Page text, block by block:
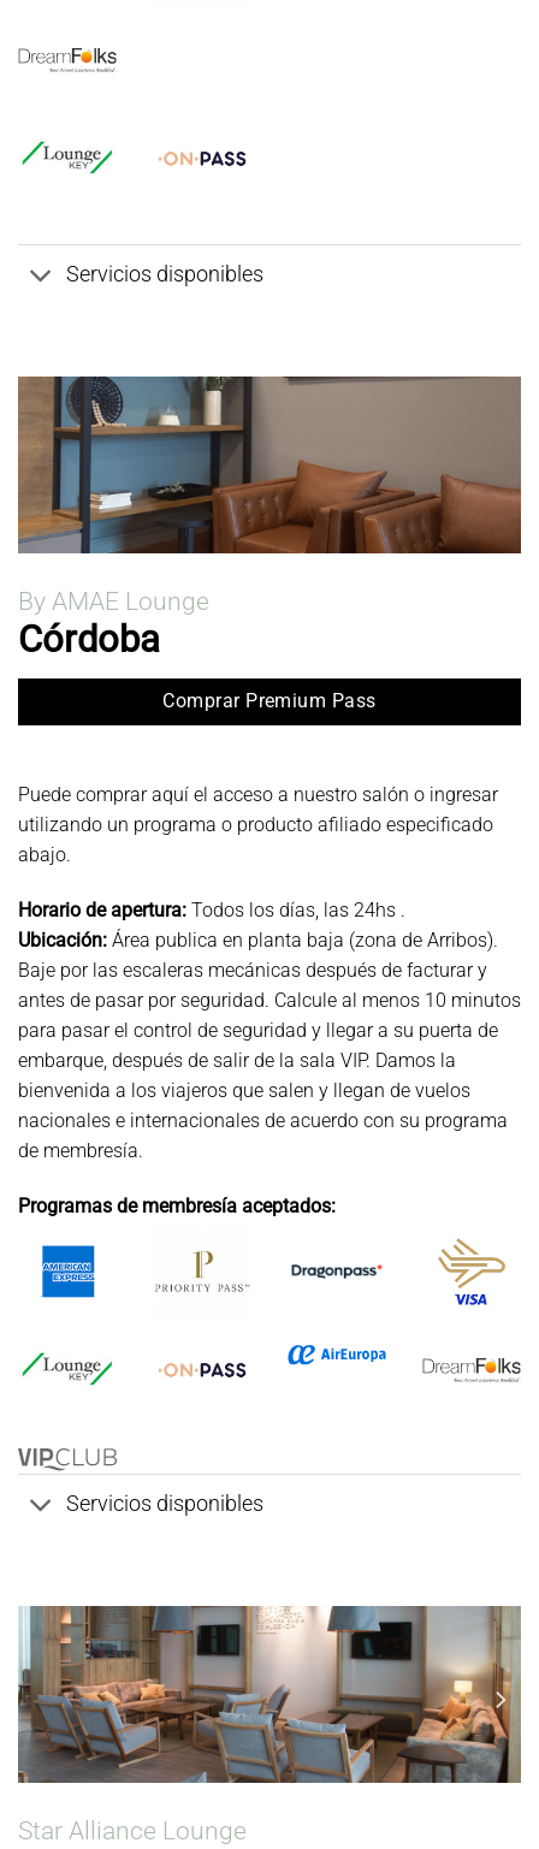
Servicios disponibles
By AMAE Lounge
Córdoba
Comprar Premium Pass
Puede comprar aquí el acceso a nuestro salón o ingresar
utilizando un programa o producto afiliado especificado
abajo.
Horario de apertura: Todos los días, las 24hs .
Ubicación: Área publica en planta baja (zona de Arribos).
Baje por las escaleras mecánicas después de facturar y
antes de pasar por seguridad. Calcule al menos 10 minutos
para pasar el control de seguridad y llegar a su puerta de
embarque, después de salir de la sala VIP. Damos la
bienvenida a los viajeros que salen y llegan de vuelos
nacionales e internacionales de acuerdo con su programa
de membresía.
Programas de membresía aceptados:
Servicios disponibles
Star Alliance Lounge